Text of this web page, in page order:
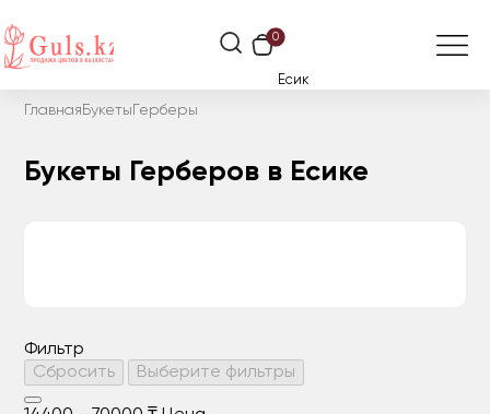
0
Есик
Главная Букеты Герберы
Букеты Герберов в Есике
Фильтр
Сбросить
Выберите фильтры